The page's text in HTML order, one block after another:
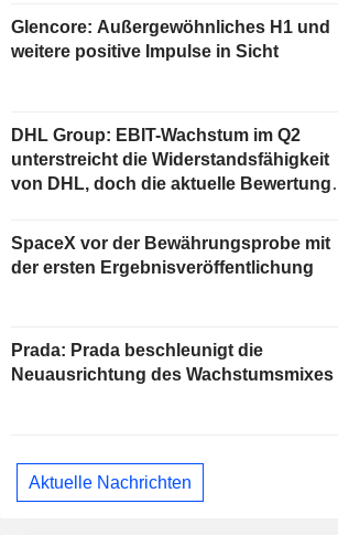
Glencore: Außergewöhnliches H1 und
weitere positive Impulse in Sicht
DHL Group: EBIT-Wachstum im Q2
unterstreicht die Widerstandsfähigkeit
von DHL, doch die aktuelle Bewertung
SpaceX vor der Bewährungsprobe mit
der ersten Ergebnisveröffentlichung
Prada: Prada beschleunigt die
Neuausrichtung des Wachstumsmixes
Aktuelle Nachrichten